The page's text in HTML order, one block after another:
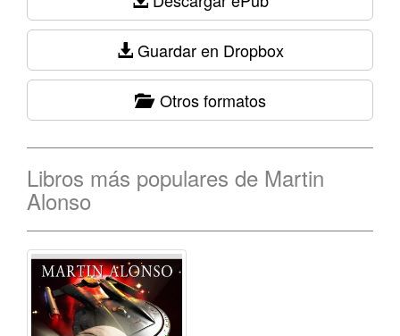
Guardar en Dropbox
Otros formatos
Libros más populares de Martin
Alonso